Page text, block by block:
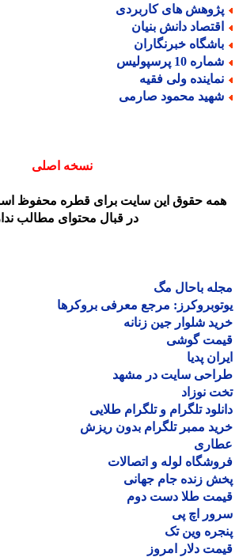
های کاربردی
دانش بنیان
خبرنگاران
10 پرسپولیس
ولی فقیه
محمود صارمی
نسخه اصلی
حقوق این سایت برای قطره محفوظ است.
در قبال محتوای مطالب ندارد.
باحال مگ
مرجع معرفی بروکرها
شلوار جین زنانه
گوشی
پدیا
سایت در مشهد
نوزاد
تلگرام و تلگرام طلایی
ممبر تلگرام بدون ریزش
لوله و اتصالات
زنده جام جهانی
طلا دست دوم
اچ پی
وین تک
دلار امروز